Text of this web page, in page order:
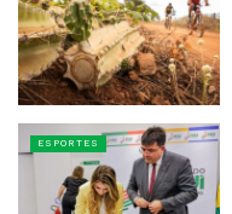
ESPORTES